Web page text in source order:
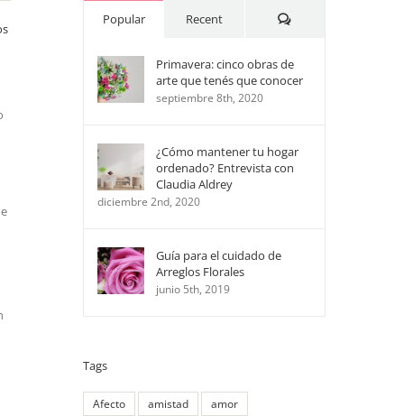
Popular Recent Comments
Primavera: cinco obras de
arte que tenés que conocer
septiembre 8th, 2020
¿Cómo mantener tu hogar
ordenado? Entrevista con
Claudia Aldrey
diciembre 2nd, 2020
Guía para el cuidado de
Arreglos Florales
junio 5th, 2019
Tags
Afecto amistad
amor